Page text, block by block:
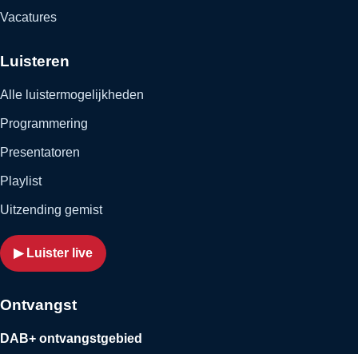
Vacatures
Luisteren
Alle luistermogelijkheden
Programmering
Presentatoren
Playlist
Uitzending gemist
▶ Luister live
Ontvangst
DAB+ ontvangstgebied